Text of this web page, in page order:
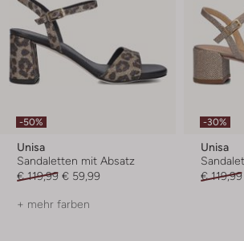
-50%
Unisa
Sandaletten mit Absatz
€ 119,99 € 59,99
+ mehr farben
-30%
Unisa
€ 119,99